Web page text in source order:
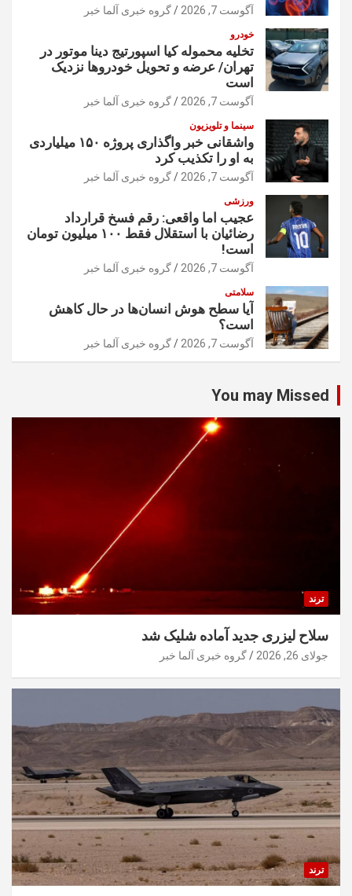
آگوست 7, 2026 گروه خبری آلما خبر
خودرو
تخلیه محموله کیا اسپورتیج دینا موتور در
تهران/ عرضه و تحویل خودروها نزدیک
است
آگوست 7, 2026 گروه خبری آلما خبر
سینما و تلویزیون
واشقانی خبر واگذاری پروژه ۱۵۰ میلیاردی
به او را تکذیب کرد
آگوست 7, 2026 گروه خبری آلما خبر
ورزشی
عجیب اما واقعی: رقم فسخ قرارداد
رضائیان با استقلال فقط ۱۰۰ میلیون تومان
است!
آگوست 7, 2026 گروه خبری آلما خبر
سلامتی
آیا سطح هوش انسان‌ها در حال کاهش
است؟
آگوست 7, 2026 گروه خبری آلما خبر
You may Missed
ترند
سلاح لیزری جدید آماده شلیک شد
جولای 26, 2026 گروه خبری آلما خبر
ترند